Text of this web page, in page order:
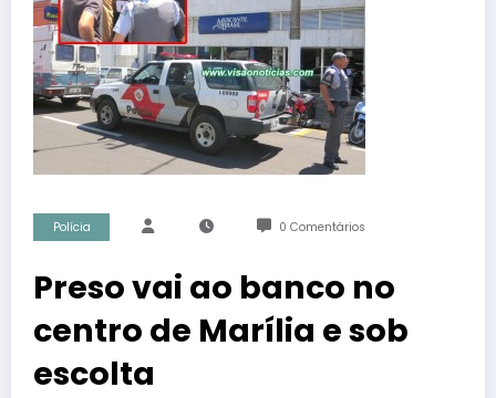
Polícia 0 Comentários
Preso vai ao banco no
centro de Marília e sob
escolta